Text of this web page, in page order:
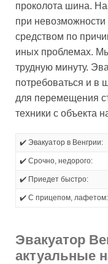
проколота шина.
при
средством по
иных проблемах.
трудную минуту.
потребоваться и в
для перемещения
техники с объекта
✔️ Эвакуатор в Венгрии:
✔️ Срочно, недорого:
✔️ Приедет быстро:
✔️ С прицепом, лафетом:
Эвакуатор
актуальные